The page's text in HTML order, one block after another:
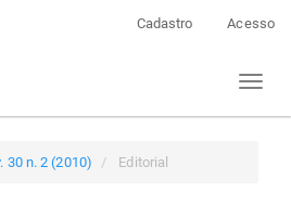
Cadastro Acesso
Toggle
30 n. 2 (2010) Editorial